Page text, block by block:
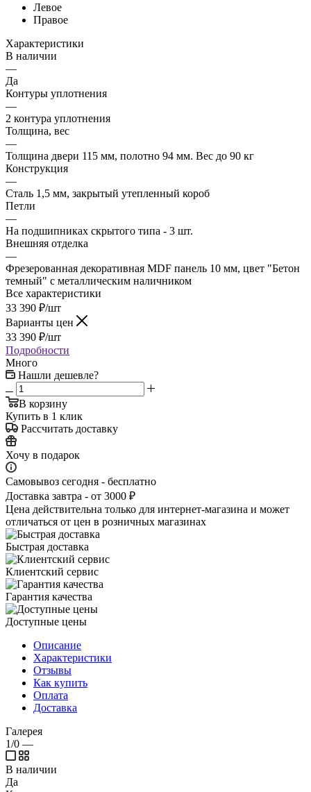
Левое
Правое
Характеристики
В наличии
—
Да
Контуры уплотнения
—
2 контура уплотнения
Толщина, вес
—
Толщина двери 115 мм, полотно 94 мм. Вес до 90 кг
Конструкция
—
Сталь 1,5 мм, закрытый утепленный короб
Петли
—
На подшипниках скрытого типа - 3 шт.
Внешняя отделка
—
Фрезерованная декоративная MDF панель 10 мм, цвет "Бетон
темный" с металлическим наличником
Все характеристики
33 390 ₽/шт
Варианты цен
33 390 ₽/шт
Подробности
Много
Нашли дешевле?
В корзину
Купить в 1 клик
Рассчитать доставку
Хочу в подарок
Самовывоз сегодня - бесплатно
Доставка завтра - от 3000 ₽
Цена действительна только для интернет-магазина и может
отличаться от цен в розничных магазинах
Быстрая доставка
Клиентский сервис
Гарантия качества
Доступные цены
Описание
Характеристики
Отзывы
Как купить
Оплата
Доставка
Галерея
1/0 —
В наличии
Да